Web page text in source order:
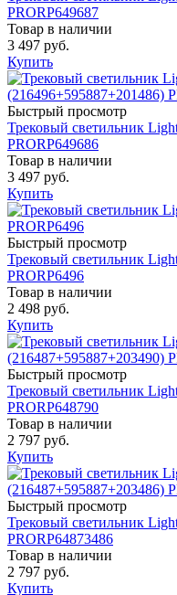
PRORP649687
Товар в наличии
3 497 руб.
Купить
Быстрый просмотр
Трековый светильник
PRORP649686
Товар в наличии
3 497 руб.
Купить
Быстрый просмотр
Трековый светильник
PRORP6496
Товар в наличии
2 498 руб.
Купить
Быстрый просмотр
Трековый светильник
PRORP648790
Товар в наличии
2 797 руб.
Купить
Быстрый просмотр
Трековый светильник
PRORP64873486
Товар в наличии
2 797 руб.
Купить